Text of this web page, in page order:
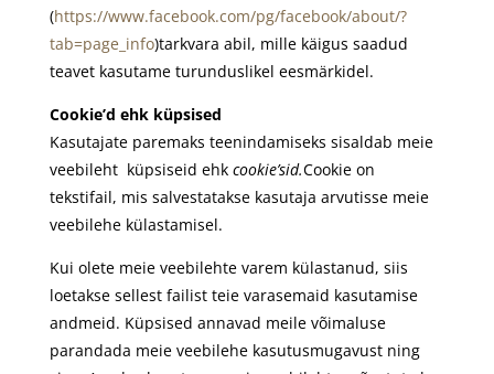
(https://www.facebook.com/pg/facebook/about/?
tab=page_info)tarkvara abil, mille käigus saadud
teavet kasutame turunduslikel eesmärkidel.
Cookie’d ehk küpsised
Kasutajate paremaks teenindamiseks sisaldab meie
veebileht küpsiseid ehk cookie’sid.Cookie on
tekstifail, mis salvestatakse kasutaja arvutisse meie
veebilehe külastamisel.
Kui olete meie veebilehte varem külastanud, siis
loetakse sellest failist teie varasemaid kasutamise
andmeid. Küpsised annavad meile võimaluse
parandada meie veebilehe kasutusmugavust ning